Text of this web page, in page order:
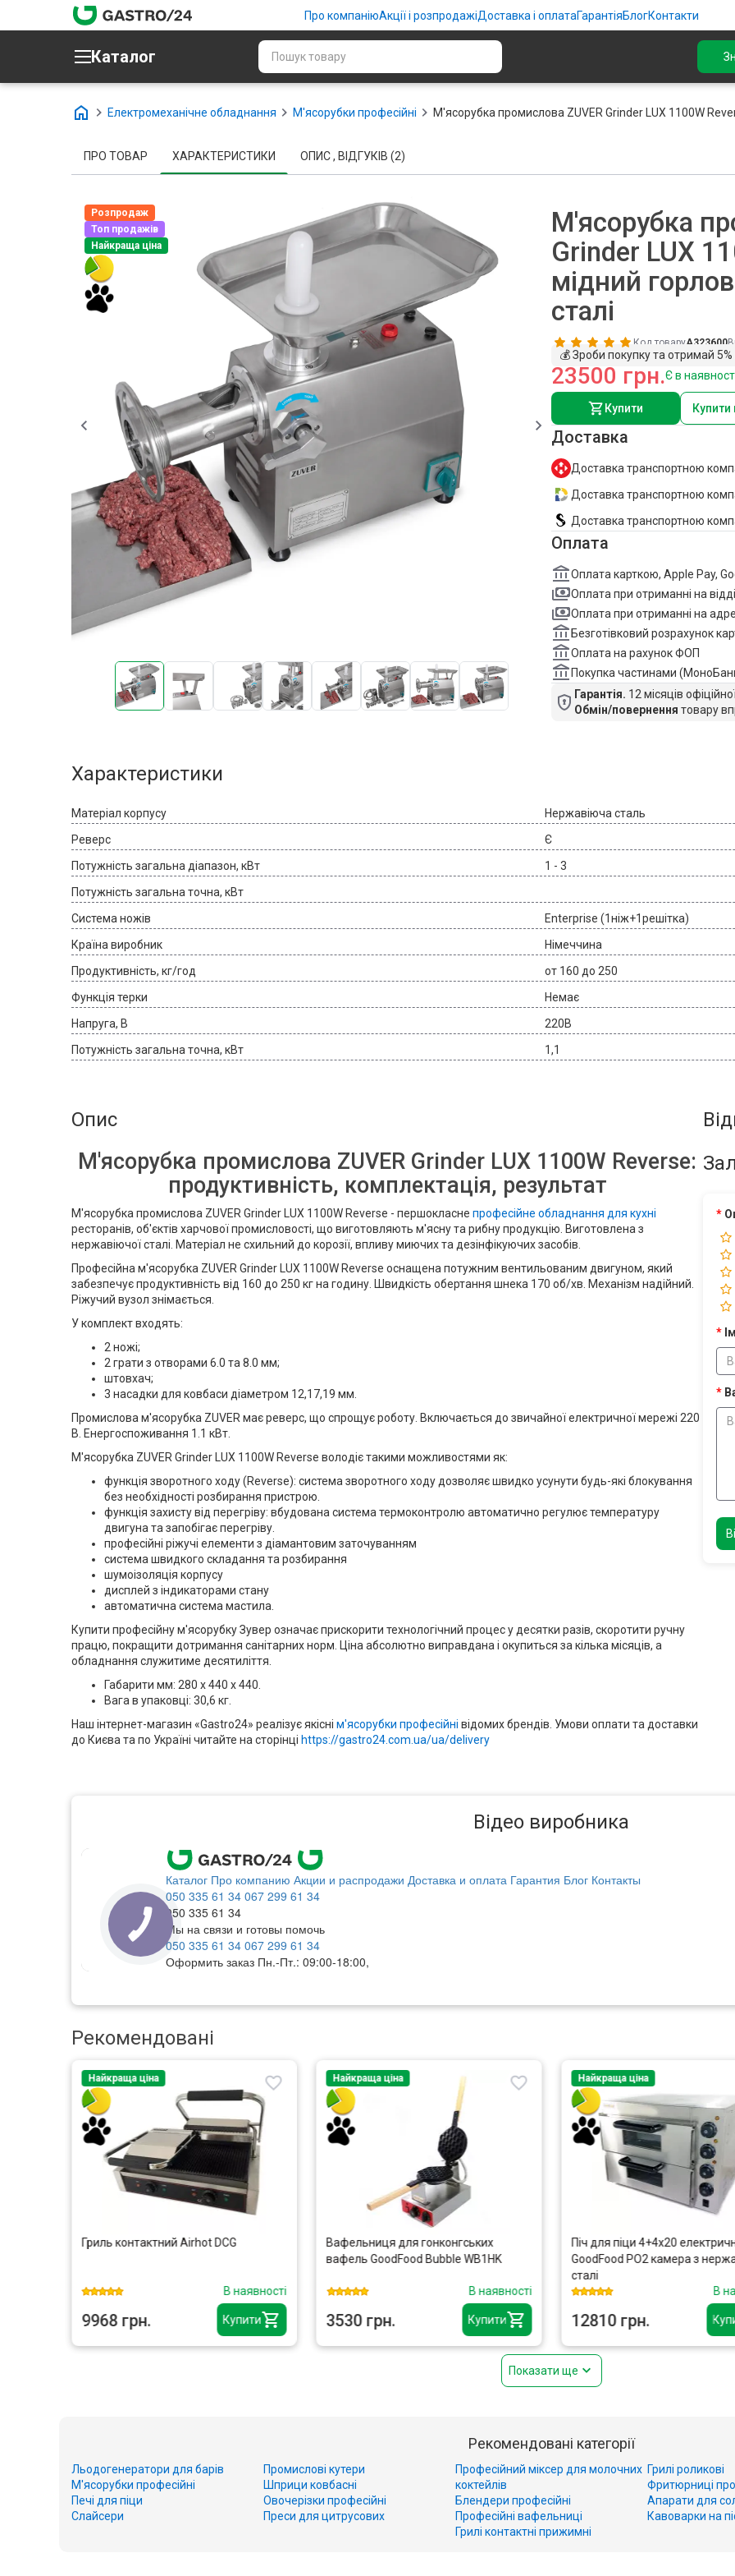
Про компаніюАкції і розпродажіДоставка і оплатаГарантіяБлогКонтакти
Каталог
Електромеханічне обладнання М'ясорубки професійні М'ясорубка промислова ZUVER Grinder LUX 1100W
ПРО ТОВАР ХАРАКТЕРИСТИКИ ОПИС , ВІДГУКІВ (2)
Розпродаж
Топ продажів
Найкраща ціна
М'ясорубка
Grinder LUX
мідний
сталі
Код товаруA323600
💰 Зроби покупку та отримай
23500 грн.Є в
Купити Купити
Доставка
Доставка транспортною
Доставка транспортною
Доставка транспортною
Оплата
Оплата карткою, Apple Pay,
Оплата при отриманні на
Оплата при отриманні на
Безготівковий розрахунок
Оплата на рахунок ФОП
Покупка частинами
Гарантія. 12 місяців
Обмін/повернення товару
Характеристики
Матеріал корпусу
Нержавіюча сталь
Реверс
Є
Потужність загальна діапазон, кВт
1 - 3
Потужність загальна точна, кВт
Система ножів
Enterprise (1ніж+1решітка)
Країна виробник
Німеччина
Продуктивність, кг/год
от 160 до 250
Функція терки
Немає
Напруга, В
220В
Потужність загальна точна, кВт
1,1
Опис
М'ясорубка промислова ZUVER Grinder LUX 1100W Reverse:
продуктивність, комплектація, результат
М'ясорубка промислова ZUVER Grinder LUX 1100W Reverse - першокласне професійне обладнання для кухні
ресторанів, об'єктів харчової промисловості, що виготовляють м'ясну та рибну продукцію. Виготовлена ​​з
нержавіючої сталі. Матеріал не схильний до корозії, впливу миючих та дезінфікуючих засобів.
Професійна м'ясорубка ZUVER Grinder LUX 1100W Reverse оснащена потужним вентильованим двигуном, який
забезпечує продуктивність від 160 до 250 кг на годину. Швидкість обертання шнека 170 об/хв. Механізм надійний.
Ріжучий вузол знімається.
У комплект входять:
2 ножі;
2 грати з отворами 6.0 та 8.0 мм;
штовхач;
3 насадки для ковбаси діаметром 12,17,19 мм.
Промислова м'ясорубка ZUVER має реверс, що спрощує роботу. Включається до звичайної електричної мережі 220
В. Енергоспоживання 1.1 кВт.
М'ясорубка ZUVER Grinder LUX 1100W Reverse володіє такими можливостями як:
функція зворотного ходу (Reverse): система зворотного ходу дозволяє швидко усунути будь-які блокування
без необхідності розбирання пристрою.
функція захисту від перегріву: вбудована система термоконтролю автоматично регулює температуру
двигуна та запобігає перегріву.
професійні ріжучі елементи з діамантовим заточуванням
система швидкого складання та розбирання
шумоізоляція корпусу
дисплей з індикаторами стану
автоматична система мастила.
Купити професійну м'ясорубку Зувер означає прискорити технологічний процес у десятки разів, скоротити ручну
працю, покращити дотримання санітарних норм. Ціна абсолютно виправдана і окупиться за кілька місяців, а
обладнання служитиме десятиліття.
Габарити мм: 280 х 440 х 440.
Вага в упаковці: 30,6 кг.
Наш інтернет-магазин «Gastro24» реалізує якісні м'ясорубки професійні відомих брендів. Умови оплати та доставки
до Києва та по Україні читайте на сторінці https://gastro24.com.ua/ua/delivery
Відео виробника
Рекомендовані
Купити
Найкраща ціна
Гриль контактний Airhot DCG
В наявності
9968 грн. Купити
Найкраща ціна
Вафельниця для гонконгських
вафель GoodFood Bubble WB1HK
В наявності
3530 грн.
Найкраща ціна
Піч для піци 4+4х20
GoodFood PO2 камера з
сталі
В
12810 грн.
Показати ще
Рекомендовані категорії
Льодогенератори для барів
М'ясорубки професійні
Печі для піци
Слайсери
Промислові кутери
Шприци ковбасні
Овочерізки професійні
Преси для цитрусових
Професійний міксер для молочних
коктейлів
Блендери професійні
Професійні вафельниці
Грилі контактні прижимні
Грилі роликові
Фритюрниці
Апарати для
Кавоварки на